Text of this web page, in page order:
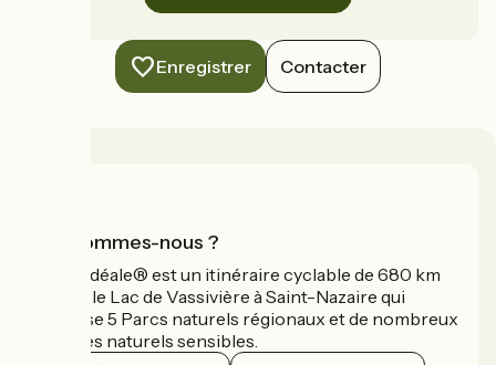
Enregistrer Contacter
Qui sommes-nous ?
La Vélidéale® est un itinéraire cyclable de 680 km
reliant le Lac de Vassivière à Saint-Nazaire qui
traverse 5 Parcs naturels régionaux et de nombreux
espaces naturels sensibles.